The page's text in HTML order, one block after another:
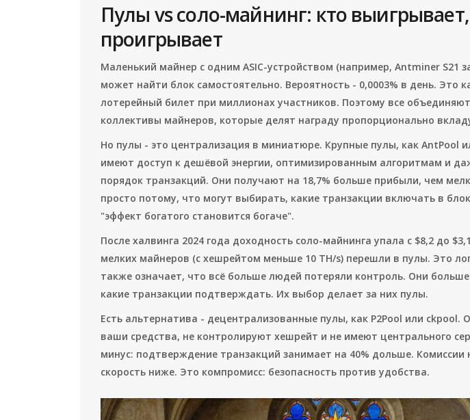
Пулы vs соло-майнинг: кто
проигрывает
Маленький майнер с одним ASIC-устройством (например, Antminer S21
может найти блок самостоятельно. Вероятность - 0,0003% в день. Это
лотерейный билет при миллионах участников. Поэтому все
коллективы майнеров, которые делят награду пропорционально
Но пулы - это централизация в миниатюре. Крупные пулы, как AntPool
имеют доступ к дешёвой энергии, оптимизированным алгоритмам и
порядок транзакций. Они получают на 18,7% больше прибыли, чем
просто потому, что могут выбирать, какие транзакции включать в
"эффект богатого становится богаче".
После халвинга 2024 года доходность соло-майнинга упала с $8,2 до
мелких майнеров (с хешрейтом меньше 10 TH/s) перешли в пулы. Это
также означает, что всё больше людей потеряли контроль. Они
какие транзакции подтверждать. Их выбор делает за них пулы.
Есть альтернатива - децентрализованные пулы, как P2Pool или ckpool.
ваши средства, не контролируют хешрейт и не имеют центрального
минус: подтверждение транзакций занимает на 40% дольше. Комиссии
скорость ниже. Это компромисс: безопасность против удобства.